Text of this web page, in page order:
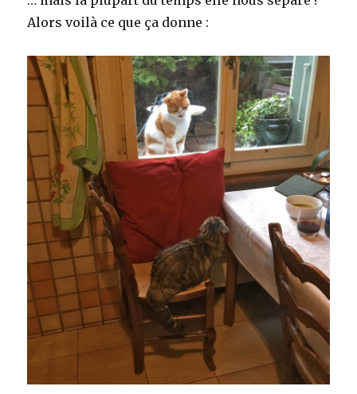
Alors voilà ce que ça donne :